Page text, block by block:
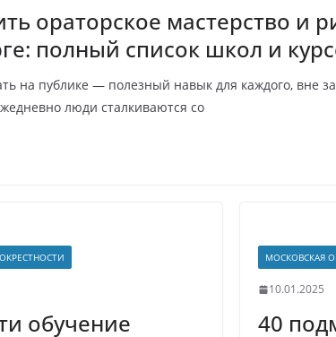
ораторское мастерство и
полный список школ и
на публике — полезный навык для каждого, вне
люди сталкиваются со
обучение
МОСКОВСКАЯ
10.01.2025
40